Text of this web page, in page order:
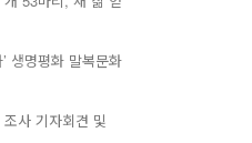
생명평화 말복문화
사 기자회견 및